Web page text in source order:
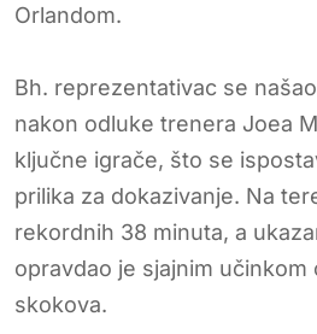
Orlandom.
Bh. reprezentativac se
nakon odluke trenera Joea
ključne igrače, što se
prilika za dokazivanje. Na
rekordnih 38 minuta, a
opravdao je sjajnim učinkom
skokova.